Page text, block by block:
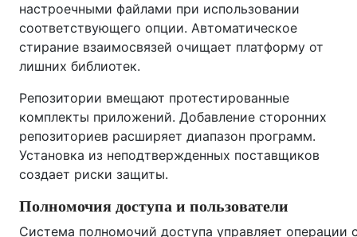
настроечными файлами при использовании
соответствующего опции. Автоматическое
стирание взаимосвязей очищает платформу от
лишних библиотек.
Репозитории вмещают протестированные
комплекты приложений. Добавление сторонних
репозиториев расширяет диапазон программ.
Установка из неподтвержденных поставщиков
создает риски защиты.
Полномочия доступа и пользователи
Система полномочий доступа управляет операции